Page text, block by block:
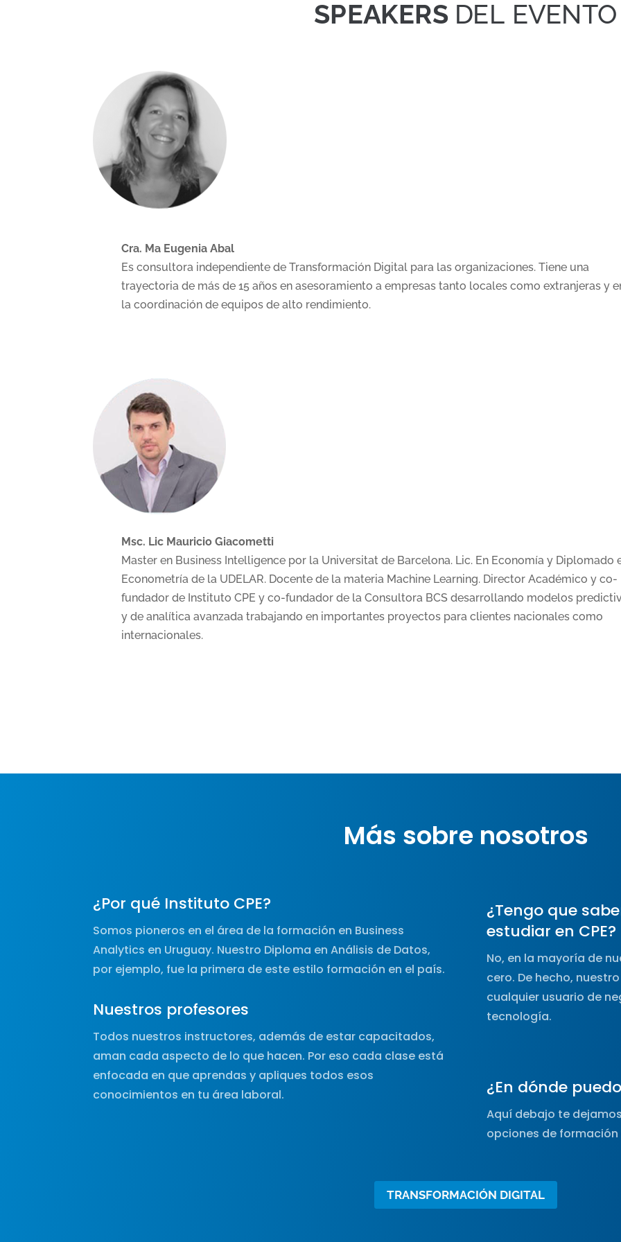
SPEAKERS DEL EVENTO
Cra. Ma Eugenia Abal
Es consultora independiente de Transformación Digital para las organizaciones. Tiene una
trayectoria de más de 15 años en asesoramiento a empresas tanto locales como extranjeras y
la coordinación de equipos de alto rendimiento.
Msc. Lic Mauricio Giacometti
Master en Business Intelligence por la Universitat de Barcelona. Lic. En Economía y Diplomado
Econometría de la UDELAR. Docente de la materia Machine Learning. Director Académico y co-
fundador de Instituto CPE y co-fundador de la Consultora BCS desarrollando modelos
y de analítica avanzada trabajando en importantes proyectos para clientes nacionales como
internacionales.
Más sobre nosotros
¿Por qué Instituto CPE?
Somos pioneros en el área de la formación en Business
Analytics en Uruguay. Nuestro Diploma en Análisis de Datos,
por ejemplo, fue la primera de este estilo formación en el país.
Nuestros profesores
Todos nuestros instructores, además de estar capacitados,
aman cada aspecto de lo que hacen. Por eso cada clase está
enfocada en que aprendas y apliques todos esos
conocimientos en tu área laboral.
¿Tengo que
estudiar en CPE?
No, en la mayoría de
cero. De hecho,
cualquier usuario de
tecnología.
¿En dónde
Aquí debajo te
opciones de
TRANSFORMACIÓN DIGITAL